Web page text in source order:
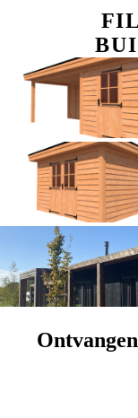
Tuinhuis met veranda
Tuinhuis
XL & Special